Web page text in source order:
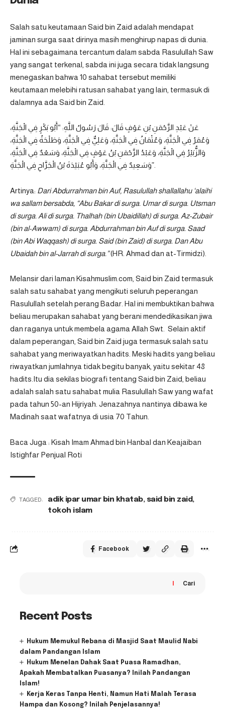
Salah satu keutamaan Said bin Zaid adalah mendapat
jaminan surga saat dirinya masih menghirup napas di dunia.
Hal ini sebagaimana tercantum dalam sabda Rasulullah Saw
yang sangat terkenal, sabda ini juga secara tidak langsung
menegaskan bahwa 10 sahabat tersebut memiliki
keutamaan melebihi ratusan sahabat yang lain, termasuk di
dalamnya ada Said bin Zaid.
عَنْ عَبْدِ الرَّحْمَنِ بْنِ عَوْفٍ قَالَ: قَالَ رَسُولُ اللَّهِ: “أَبُو بَكْرٍ فِي الْجَنَّةِ،
وَعُمَرُ فِي الْجَنَّةِ، وَعُثْمَانُ فِي الْجَنَّةِ، وَعَلِيٌّ فِي الْجَنَّةِ، وَطَلْحَةُ فِي الْجَنَّةِ،
وَالزُّبَيْرُ فِي الْجَنَّةِ، وَعَبْدُ الرَّحْمَنِ بْنُ عَوْفٍ فِي الْجَنَّةِ، وَسَعْدٌ فِي الْجَنَّةِ،
وَسَعِيدٌ فِي الْجَنَّةِ، وَأَبُو عُبَيْدَةَ بْنُ الْجَرَّاحِ فِي الْجَنَّةِ”.
Artinya: Dari Abdurrahman bin Auf, Rasulullah shallallahu ‘alaihi
wa sallam bersabda, “Abu Bakar di surga. Umar di surga. Utsman
di surga. Ali di surga. Thalhah (bin Ubaidillah) di surga. Az-Zubair
(bin al-Awwam) di surga. Abdurrahman bin Auf di surga. Saad
(bin Abi Waqqash) di surga. Said (bin Zaid) di surga. Dan Abu
Ubaidah bin al-Jarrah di surga.”(HR. Ahmad dan at-Tirmidzi).
Melansir dari laman Kisahmuslim.com , Said bin Zaid termasuk
salah satu sahabat yang mengikuti seluruh peperangan
Rasulullah setelah perang Badar. Hal ini membuktikan bahwa
beliau merupakan sahabat yang berani mendedikasikan jiwa
dan raganya untuk membela agama Allah Swt. Selain aktif
dalam peperangan, Said bin Zaid juga termasuk salah satu
sahabat yang meriwayatkan hadits. Meski hadits yang beliau
riwayatkan jumlahnya tidak begitu banyak, yaitu sekitar 48
hadits.Itu dia sekilas biografi tentang Said bin Zaid, beliau
adalah salah satu sahabat mulia Rasulullah Saw yang wafat
pada tahun 50-an Hijriyah. Jenazahnya nantinya dibawa ke
Madinah saat wafatnya di usia 70 Tahun.
Baca Juga : Kisah Imam Ahmad bin Hanbal dan Keajaiban
Istighfar Penjual Roti
TAGGED: adik ipar umar bin khatab, said bin zaid,
tokoh islam
Facebook
Cari
Recent Posts
Hukum Memukul Rebana di Masjid Saat Maulid Nabi
dalam Pandangan Islam
Hukum Menelan Dahak Saat Puasa Ramadhan,
Apakah Membatalkan Puasanya? Inilah Pandangan
Islam!
Kerja Keras Tanpa Henti, Namun Hati Malah Terasa
Hampa dan Kosong? Inilah Penjelasannya!